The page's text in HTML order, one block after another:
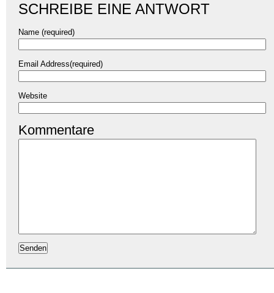
SCHREIBE EINE ANTWORT
Name (required)
Email Address(required)
Website
Kommentare